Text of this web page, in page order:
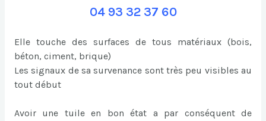
04 93 32 37 60
Elle touche des surfaces de tous matériaux (bois,
béton, ciment, brique)
Les signaux de sa survenance sont très peu visibles au
tout début
Avoir une tuile en bon état a par conséquent de